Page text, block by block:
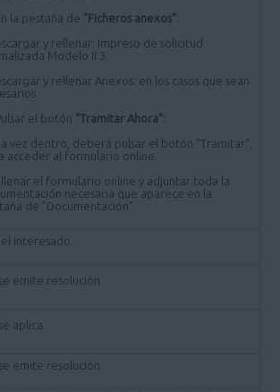
la pestaña de "Ficheros anexos":
y rellenar: Impreso de solicitud
Modelo II.3.
y rellenar Anexos: en los casos que sean
el botón "Tramitar Ahora":
vez dentro, deberá pulsar el botón "Tramitar",
acceder al formulario online.
el formulario online y adjuntar toda la
necesaria que aparece en la
de "Documentación".
interesado.
emite resolución.
aplica.
emite resolución.